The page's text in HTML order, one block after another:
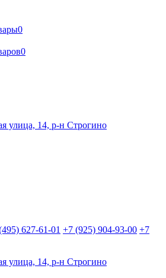
0
0
улица, 14, р-н Строгино
627-61-01 +7 (925) 904-93-00 +7
улица, 14, р-н Строгино